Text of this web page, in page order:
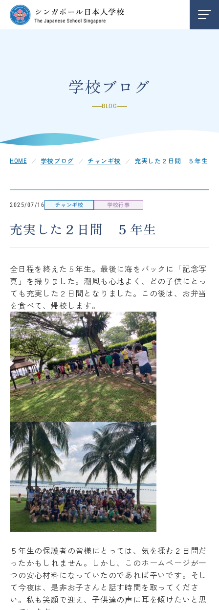
編入学/退学案内
クレメンティ校CLEMENTI
中学部 SECONDARY
アクセス
JP EN
Please follow us !
学校ブログ
BLOG
HOME 学校ブログ チャンギ校 充実した２日間 ５年生
2025/07/16 チャンギ校 学校行事
充実した２日間 ５年生
全日程を終えた５年生。最後に海をバックに「記念写
真」を撮りました。潮風も心地よく、どの子供にとっ
ても充実した２日間となりました。この後は、お弁当
を食べて、帰校します。
５年生の保護者の皆様にとっては、気を揉む２日間だ
ったかもしれません。しかし、このホームページが一
つの安心材料になっていたのであれば幸いです。そし
て今夜は、是非お子さんと話す時間を取ってくださ
い。私も笑顔で迎え、子供達の声に耳を傾けたいと思